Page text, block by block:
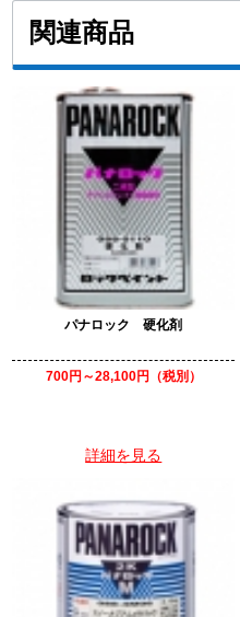
関連商品
パナロック 硬化剤
700円～28,100円（税別）
詳細を見る